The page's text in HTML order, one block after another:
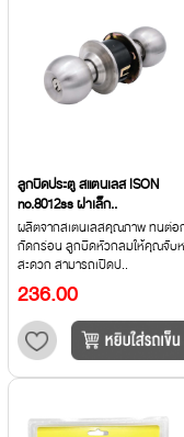
ลูกบิดประตู สแตนเลส ISON
no.8012ss ฝาเล็ก..
ผลิตจากสเตนเลสคุณภาพ ทนต่อ
กัดกร่อน ลูกบิดหัวกลมให้คุณจับ
สะดวก สามารถเปิดป..
236.00